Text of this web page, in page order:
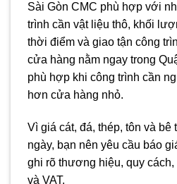
Sài Gòn CMC phù hợp với
trình cần vật liệu thô, khối
thời điểm và giao tận công
cửa hàng nằm ngay trong
phù hợp khi công trình cần
hơn cửa hàng nhỏ.
Vì giá cát, đá, thép, tôn và bê
ngày, bạn nên yêu cầu báo
ghi rõ thương hiệu, quy
và VAT.